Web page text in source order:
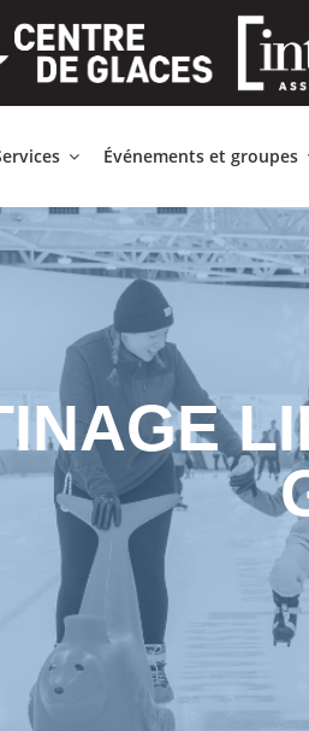
Événements et groupes